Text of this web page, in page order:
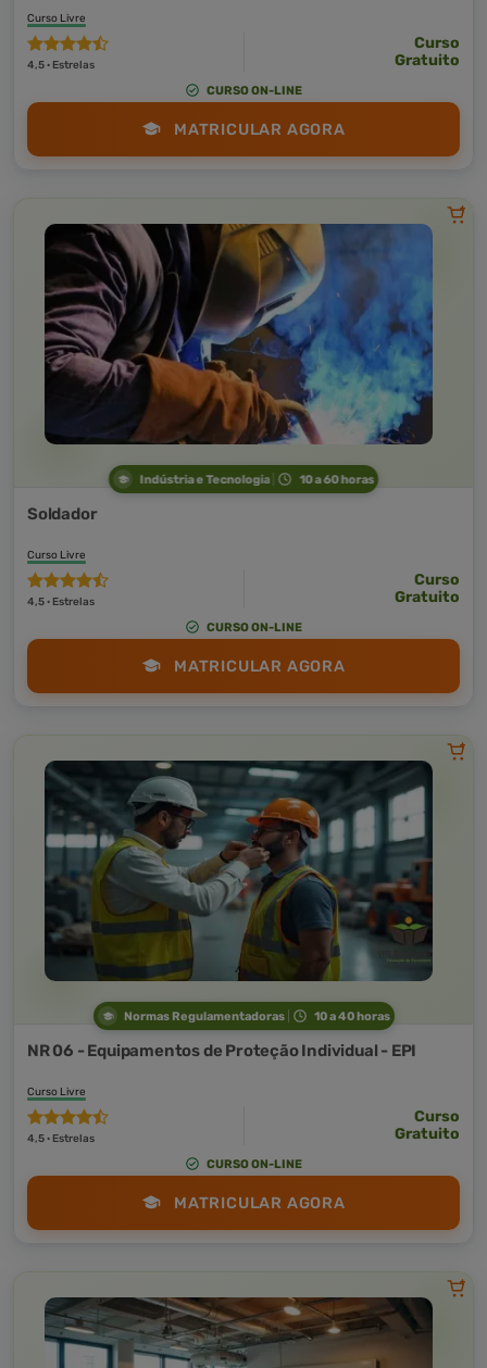
Curso Livre
4,5 · Estrelas
Curso
Gratuito
CURSO ON-LINE
MATRICULAR AGORA
Indústria e Tecnologia 10 a 60 horas
Soldador
Curso Livre
4,5 · Estrelas
Curso
Gratuito
CURSO ON-LINE
MATRICULAR AGORA
Normas Regulamentadoras 10 a 40 horas
NR 06 - Equipamentos de Proteção Individual - EPI
Curso Livre
4,5 · Estrelas
Curso
Gratuito
CURSO ON-LINE
MATRICULAR AGORA